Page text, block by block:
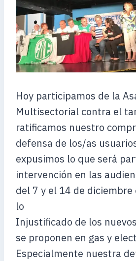
Hoy participamos de la
Multisectorial contra el
ratificamos nuestro
defensa de los/as
expusimos lo que será
intervención en las
del 7 y el 14 de
lo
Injustificado de los
se proponen en gas y
Especialmente nuestra